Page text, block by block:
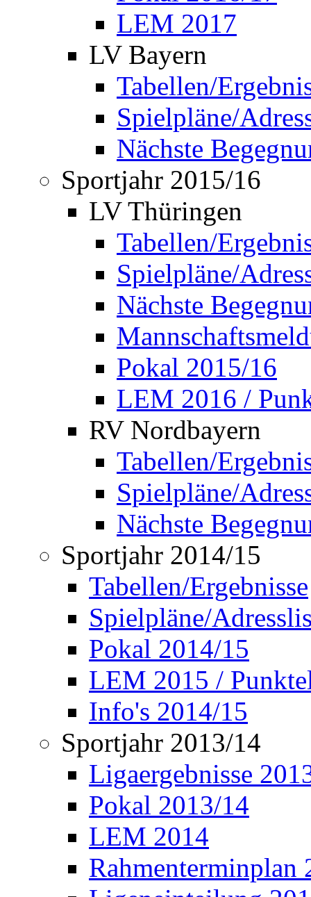
LEM 2017
LV Bayern
Tabellen/
Spielpläne/
Nächste
Sportjahr 2015/16
LV Thüringen
Tabellen/
Spielpläne/
Nächste
Pokal 2015/16
LEM 2016 /
RV Nordbayern
Tabellen/
Spielpläne/
Nächste
Sportjahr 2014/15
Tabellen/Ergebnisse
Spielpläne/
Pokal 2014/15
LEM 2015 /
Info's 2014/15
Sportjahr 2013/14
Ligaergebnisse
Pokal 2013/14
LEM 2014
Rahmenterminplan